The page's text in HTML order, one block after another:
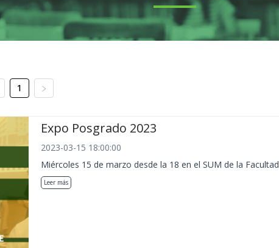
1
Expo Posgrado 2023
2023-03-15 18:00:00
Miércoles 15 de marzo desde la 18 en el SUM de la Facultad
Leer más